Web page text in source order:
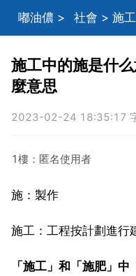
嘟油儂 > 社會 > 施
施工中的施是什
麼意思
2023-02-24 18:35:17
1樓：匿名使用者
施：製作
施工：工程按計劃進行
「施工」和「施肥」